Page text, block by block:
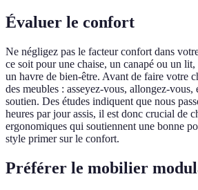
Évaluer le confort
Ne négligez pas le facteur confort dans
ce soit pour une chaise, un canapé ou un
un havre de bien-être. Avant de faire votre
des meubles : asseyez-vous, allongez-vous,
soutien. Des études indiquent que nous
heures par jour assis, il est donc crucial de
ergonomiques qui soutiennent une bonne
style primer sur le confort.
Préférer le mobilier